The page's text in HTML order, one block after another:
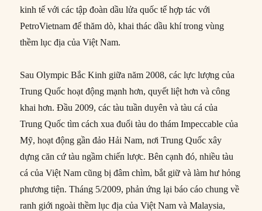
kinh tế với các tập đoàn dầu lửa quốc tế hợp tác với
PetroVietnam để thăm dò, khai thác dầu khí trong vùng
thềm lục địa của Việt Nam.
Sau Olympic Bắc Kinh giữa năm 2008, các lực lượng của
Trung Quốc hoạt động mạnh hơn, quyết liệt hơn và công
khai hơn. Đầu 2009, các tàu tuần duyên và tàu cá của
Trung Quốc tìm cách xua đuổi tàu do thám Impeccable của
Mỹ, hoạt động gần đảo Hải Nam, nơi Trung Quốc xây
dựng căn cứ tàu ngầm chiến lược. Bên cạnh đó, nhiều tàu
cá của Việt Nam cũng bị đâm chìm, bắt giữ và làm hư hỏng
phương tiện. Tháng 5/2009, phản ứng lại báo cáo chung về
ranh giới ngoài thềm lục địa của Việt Nam và Malaysia,